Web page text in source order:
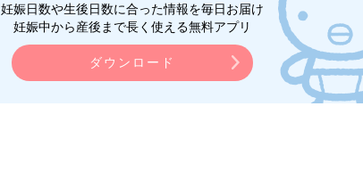
妊娠日数や生後日数に合った情報を毎日お届け
妊娠中から産後まで長く使える無料アプリ
ダウンロード